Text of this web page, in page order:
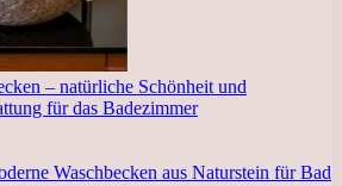
– natürliche Schönheit und
für das Badezimmer
Waschbecken aus Naturstein für Bad